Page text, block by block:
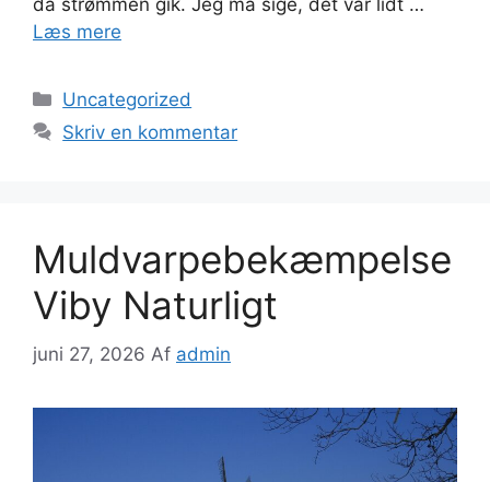
da strømmen gik. Jeg må sige, det var lidt …
Læs mere
Kategorier
Uncategorized
Skriv en kommentar
Muldvarpebekæmpelse
Viby Naturligt
juni 27, 2026 Af admin